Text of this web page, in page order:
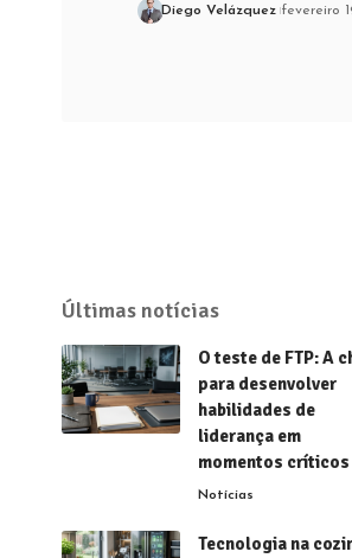
Diego Velázquez fevereiro
Últimas notícias
O teste de FTP: A
para desenvolver
habilidades de
liderança em
momentos críticos
Notícias
Tecnologia na